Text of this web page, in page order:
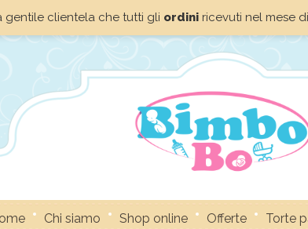
gentile clientela che tutti gli ordiniricevuti nel mese di
Chi siamo Shop online Offerte Torte